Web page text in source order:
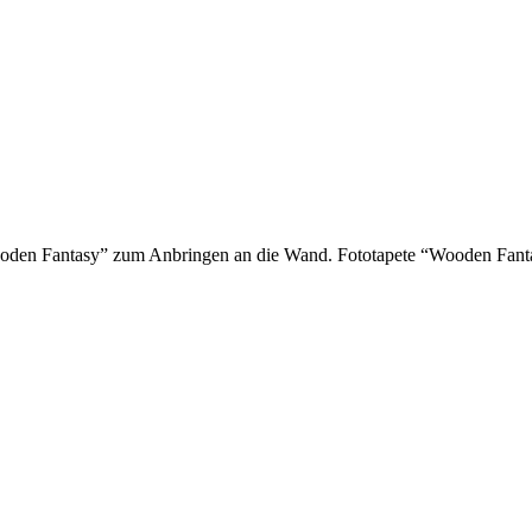
Fantasy” zum Anbringen an die Wand. Fototapete “Wooden